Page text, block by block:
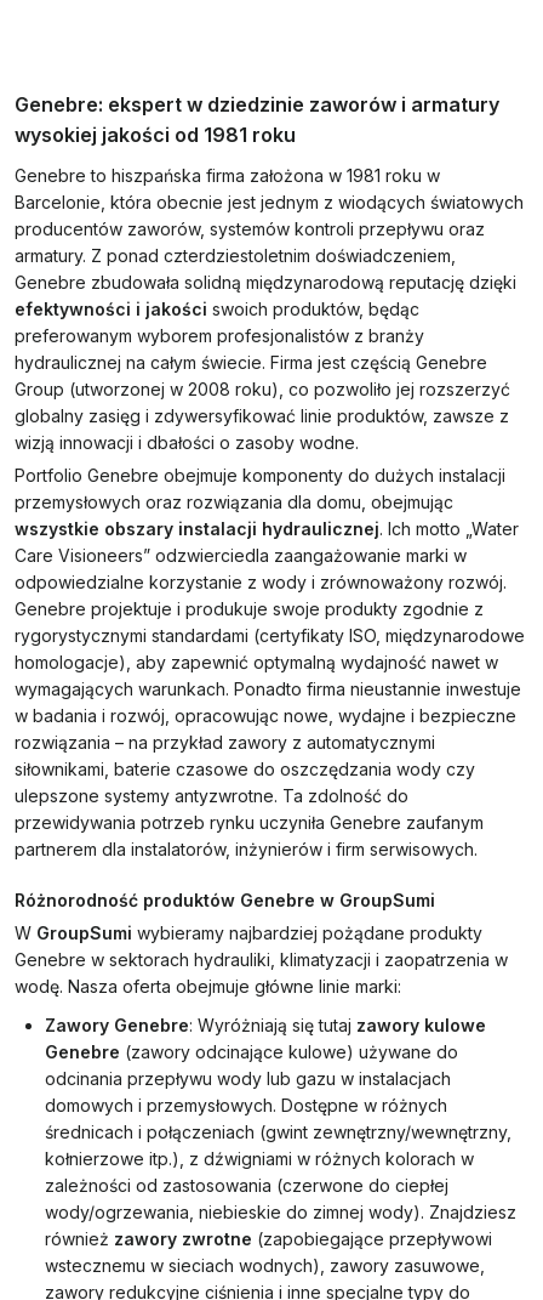
Genebre: ekspert w dziedzinie zaworów i armatury
wysokiej jakości od 1981 roku
Genebre to hiszpańska firma założona w 1981 roku w
Barcelonie, która obecnie jest jednym z wiodących światowych
producentów zaworów, systemów kontroli przepływu oraz
armatury. Z ponad czterdziestoletnim doświadczeniem,
Genebre zbudowała solidną międzynarodową reputację dzięki
efektywności i jakości swoich produktów, będąc
preferowanym wyborem profesjonalistów z branży
hydraulicznej na całym świecie. Firma jest częścią Genebre
Group (utworzonej w 2008 roku), co pozwoliło jej rozszerzyć
globalny zasięg i zdywersyfikować linie produktów, zawsze z
wizją innowacji i dbałości o zasoby wodne.
Portfolio Genebre obejmuje komponenty do dużych instalacji
przemysłowych oraz rozwiązania dla domu, obejmując
wszystkie obszary instalacji hydraulicznej. Ich motto „Water
Care Visioneers” odzwierciedla zaangażowanie marki w
odpowiedzialne korzystanie z wody i zrównoważony rozwój.
Genebre projektuje i produkuje swoje produkty zgodnie z
rygorystycznymi standardami (certyfikaty ISO, międzynarodowe
homologacje), aby zapewnić optymalną wydajność nawet w
wymagających warunkach. Ponadto firma nieustannie inwestuje
w badania i rozwój, opracowując nowe, wydajne i bezpieczne
rozwiązania – na przykład zawory z automatycznymi
siłownikami, baterie czasowe do oszczędzania wody czy
ulepszone systemy antyzwrotne. Ta zdolność do
przewidywania potrzeb rynku uczyniła Genebre zaufanym
partnerem dla instalatorów, inżynierów i firm serwisowych.
Różnorodność produktów Genebre w GroupSumi
W GroupSumi wybieramy najbardziej pożądane produkty
Genebre w sektorach hydrauliki, klimatyzacji i zaopatrzenia w
wodę. Nasza oferta obejmuje główne linie marki:
Zawory Genebre: Wyróżniają się tutaj zawory kulowe
Genebre (zawory odcinające kulowe) używane do
odcinania przepływu wody lub gazu w instalacjach
domowych i przemysłowych. Dostępne w różnych
średnicach i połączeniach (gwint zewnętrzny/wewnętrzny,
kołnierzowe itp.), z dźwigniami w różnych kolorach w
zależności od zastosowania (czerwone do ciepłej
wody/ogrzewania, niebieskie do zimnej wody). Znajdziesz
również zawory zwrotne (zapobiegające przepływowi
wstecznemu w sieciach wodnych), zawory zasuwowe,
zawory redukcyjne ciśnienia i inne specjalne typy do